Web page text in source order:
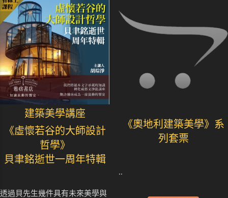
建築美學講座
《虛懷若谷的大師設計
哲學》
貝聿銘逝世一周年特輯
透過貝先生幾件具有未來美學與
《奧地利建築美學》系
列套票
..